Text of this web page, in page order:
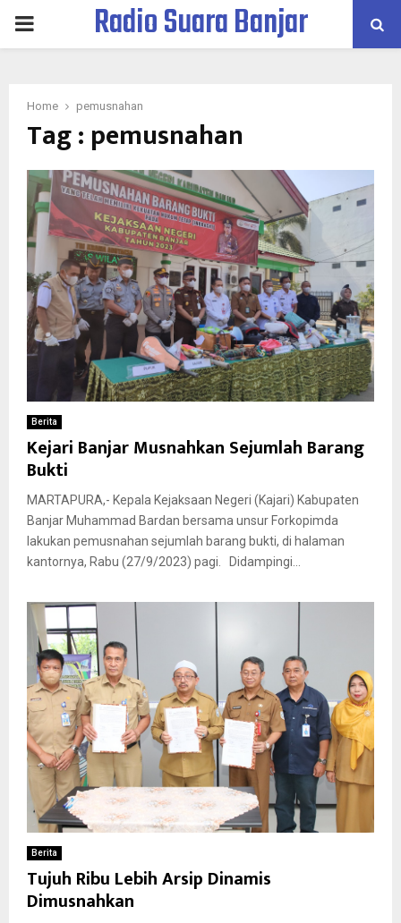
PRIMARYRadio Suara Banjar
Home pemusnahan
Tag : pemusnahan
Berita
Kejari Banjar Musnahkan Sejumlah Barang
Bukti
MARTAPURA,- Kepala Kejaksaan Negeri (Kajari) Kabupaten
Banjar Muhammad Bardan bersama unsur Forkopimda
lakukan pemusnahan sejumlah barang bukti, di halaman
kantornya, Rabu (27/9/2023) pagi. Didampingi...
Berita
Tujuh Ribu Lebih Arsip Dinamis
Dimusnahkan